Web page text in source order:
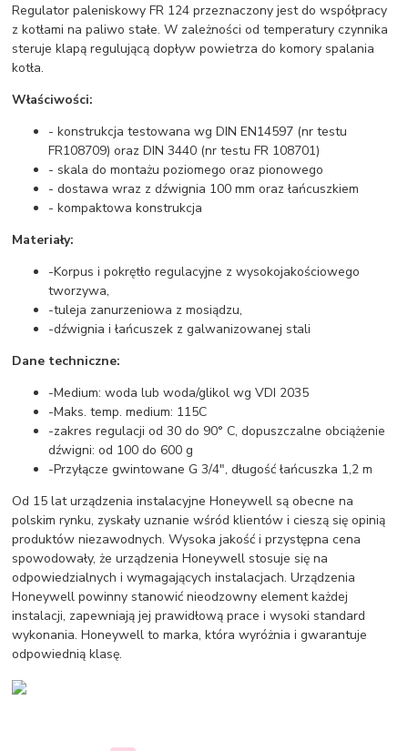
Regulator paleniskowy FR 124 przeznaczony jest do współpracy
z kotłami na paliwo stałe. W zależności od temperatury czynnika
steruje klapą regulującą dopływ powietrza do komory spalania
kotła.
Właściwości:
- konstrukcja testowana wg DIN EN14597 (nr testu
FR108709) oraz DIN 3440 (nr testu FR 108701)
- skala do montażu poziomego oraz pionowego
- dostawa wraz z dźwignia 100 mm oraz łańcuszkiem
- kompaktowa konstrukcja
Materiały:
-Korpus i pokrętło regulacyjne z wysokojakościowego
tworzywa,
-tuleja zanurzeniowa z mosiądzu,
-dźwignia i łańcuszek z galwanizowanej stali
Dane techniczne:
-Medium: woda lub woda/glikol wg VDI 2035
-Maks. temp. medium: 115C
-zakres regulacji od 30 do 90° C, dopuszczalne obciążenie
dźwigni: od 100 do 600 g
-Przyłącze gwintowane G 3/4", długość łańcuszka 1,2 m
Od 15 lat urządzenia instalacyjne Honeywell są obecne na
polskim rynku, zyskały uznanie wśród klientów i cieszą się opinią
produktów niezawodnych. Wysoka jakość i przystępna cena
spowodowały, że urządzenia Honeywell stosuje się na
odpowiedzialnych i wymagających instalacjach. Urządzenia
Honeywell powinny stanowić nieodzowny element każdej
instalacji, zapewniają jej prawidłową prace i wysoki standard
wykonania. Honeywell to marka, która wyróżnia i gwarantuje
odpowiednią klasę.